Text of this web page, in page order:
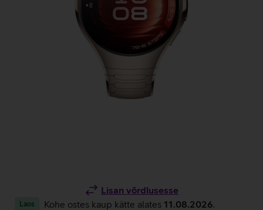
Lisan võrdlusesse
Laos Kohe ostes kaup kätte alates 11.08.2026